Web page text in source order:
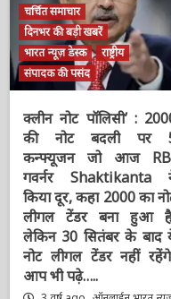
चर्चित समाचार
दिनभर की बड़ी खबरें
भारत न्यूज़ डेस्क
राष्ट्रीय
संपादक की पसंद
क्लीन नोट पॉलिसी’ : 2000
की नोट बदली पर 5
कन्फ्यूजन जो आज RBI
गवर्नर Shaktikanta ने
किया दूर, कहा 2000 का
नोट लीगल टेंडर बना हुआ है,
लेकिन 30 सितंबर के बाद ये
नोट लीगल टेंडर नहीं रहेंगे।
आप भी पढ़े…..